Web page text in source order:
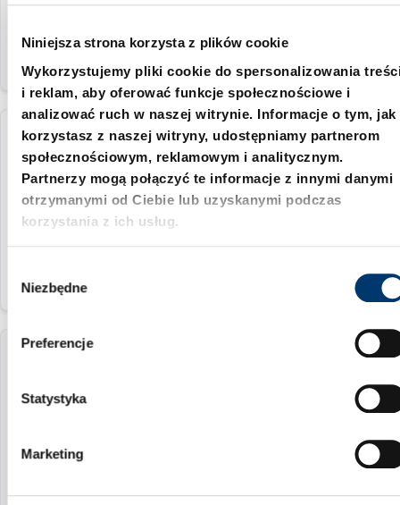
Niniejsza strona korzysta z plików cookie
Wykorzystujemy pliki cookie do spersonalizowania
i reklam, aby oferować funkcje społecznościowe i
analizować ruch w naszej witrynie. Informacje o tym, jak
korzystasz z naszej witryny, udostępniamy partnerom
społecznościowym, reklamowym i analitycznym.
Partnerzy mogą połączyć te informacje z innymi danymi
otrzymanymi od Ciebie lub uzyskanymi podczas
korzystania z ich usług.
Niezbędne
Preferencje
Statystyka
Marketing
2445.10.032.050
32 mm
50 mm